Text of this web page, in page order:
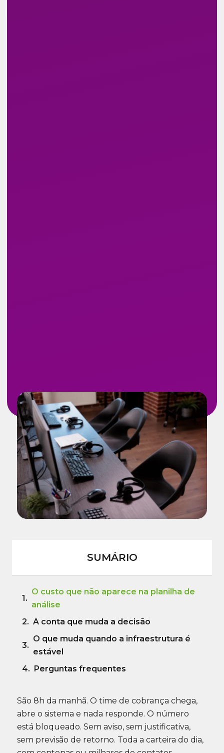
SUMÁRIO
O custo que não aparece na planilha de
análise
A conta que muda a decisão
O que muda quando a infraestrutura é
estável
Perguntas frequentes
São 8h da manhã. O time de cobrança chega,
abre o sistema e nada responde. O número
está bloqueado. Sem aviso, sem justificativa,
sem previsão de retorno. Toda a carteira do dia,